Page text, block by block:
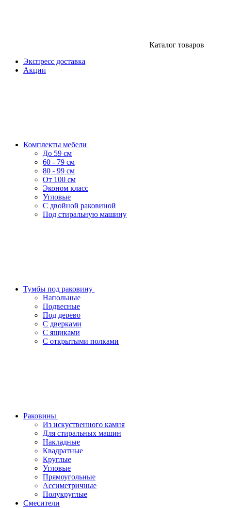
Каталог товаров
Экспресс доставка
Акции
Комплекты мебели
До 59 см
60 - 79 см
80 - 99 см
От 100 см
Эконом класс
Угловые
С двойной раковиной
Под стиральную машину
Тумбы под раковину
Напольные
Подвесные
Под дерево
С дверками
С ящиками
С открытыми полками
Раковины
Из искуственного камня
Для стиральных машин
Накладные
Квадратные
Круглые
Угловые
Прямоугольные
Ассиметричные
Полукруглые
Смесители